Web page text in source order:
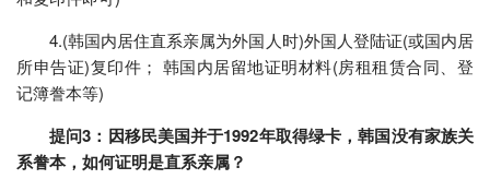
4.(韩国内居住直系亲属为外国人时)外国人登陆证(或国内居
所申告证)复印件； 韩国内居留地证明材料(房租租赁合同、登
记簿誊本等)
提问3：因移民美国并于1992年取得绿卡，韩国没有家族关
系誊本，如何证明是直系亲属？